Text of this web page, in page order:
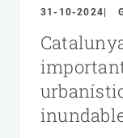
31-10-2024